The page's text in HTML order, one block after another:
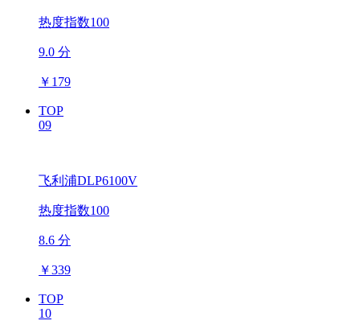
热度指数100
9.0 分
￥ 179
TOP
09
飞利浦DLP6100V
热度指数100
8.6 分
￥339
TOP
10